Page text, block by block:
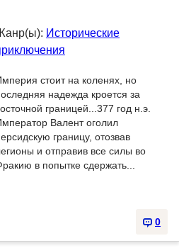
Исторические
стоит на коленях, но
надежда кроется за
границей...377 год н.э.
Валент оголил
границу, отозвав
и отправив все силы во
в попытке сдержать...
0